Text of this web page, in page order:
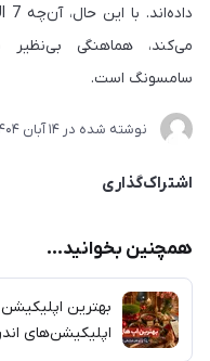
می‌کند، هماهنگی
سامسونگ است.
نوشته شده در 14 آبان 1404
اشتراک‌گذاری
همچنین بخوانید...
بهترین اپلیکیشن
اپلیکیشن‌های